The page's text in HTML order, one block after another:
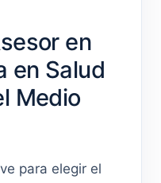
en
en Salud
Medio
para elegir el